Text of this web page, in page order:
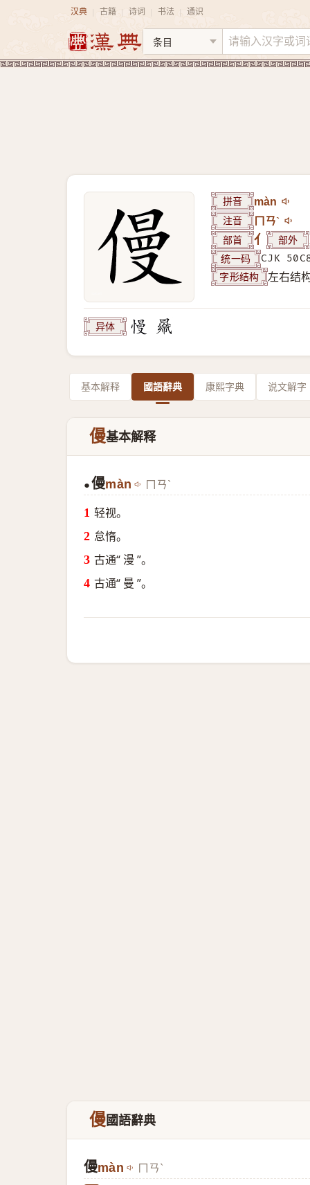
汉典 古籍 诗词 书法 通识
拼音 màn
注音 ㄇㄢˋ
部首 亻 部外
统一码 CJK
字形结构 左右结
异体
基本解释 國語辭典 康熙字典 说文解字
僈基本解释
● 僈màn ㄇㄢˋ
轻视。
怠惰。
古通“ 漫 ”。
古通“ 曼 ”。
僈國語辭典
僈màn ㄇㄢˋ